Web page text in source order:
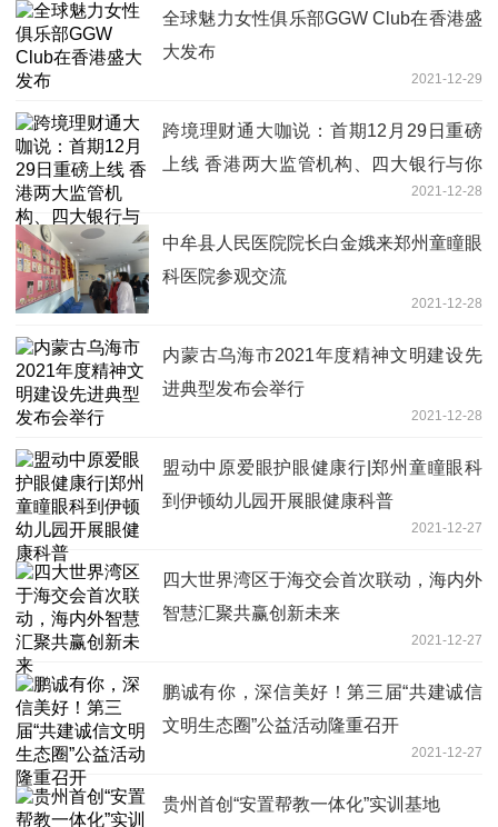
全球魅力女性俱乐部GGW Club在香港盛
大发布
2021-12-29
跨境理财通大咖说：首期12月29日重磅
上线 香港两大监管机构、四大银行与你
2021-12-28
中牟县人民医院院长白金娥来郑州童瞳眼
科医院参观交流
2021-12-28
内蒙古乌海市2021年度精神文明建设先
进典型发布会举行
2021-12-28
盟动中原爱眼护眼健康行|郑州童瞳眼科
到伊顿幼儿园开展眼健康科普
2021-12-27
四大世界湾区于海交会首次联动，海内外
智慧汇聚共赢创新未来
2021-12-27
鹏诚有你，深信美好！第三届“共建诚信
文明生态圈”公益活动隆重召开
2021-12-27
贵州首创“安置帮教一体化”实训基地